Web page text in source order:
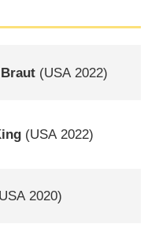
(USA 2022)
(USA 2022)
USA2020)